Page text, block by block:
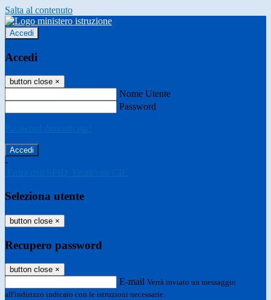
Salta al contenuto
Accedi
Accedi
button close ×
Nome Utente
Password
-
Seleziona utente
button close ×
Recupero password
button close ×
E-mail Verrà inviato un messaggio
all'indirizzo indicato con le istruzioni necessarie.